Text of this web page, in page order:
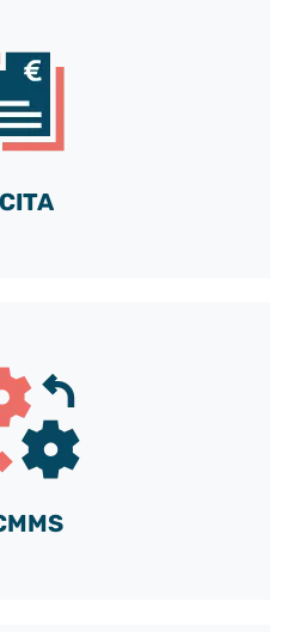
CITA
cuenta DEMO gratuita
de nuestra caja
a medida
¡Vamos!
cuenta DEMO gratuita
de nuestra caja
a medida